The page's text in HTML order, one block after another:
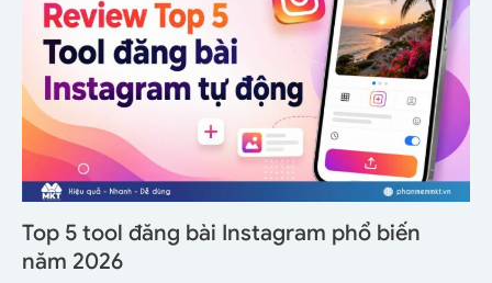
Top 5 tool đăng bài Instagram phổ biến
năm 2026